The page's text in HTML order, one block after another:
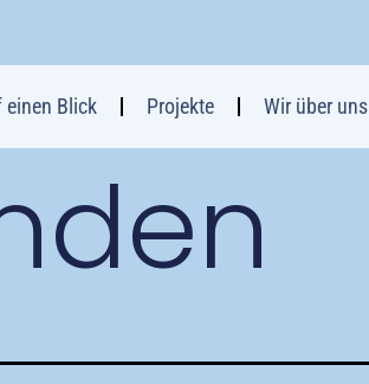
einen Blick Projekte Wir über uns